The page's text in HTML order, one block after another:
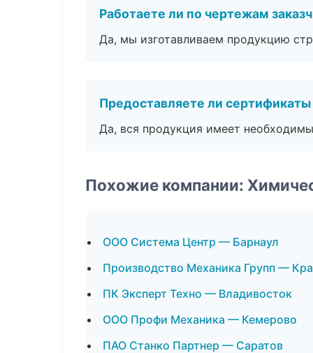
Работаете ли по чертежам
Да, мы изготавливаем продукцию
Предоставляете ли
Да, вся продукция имеет
Похожие компании:
ООО Система Центр — Барнаул
Производство Механика Групп —
ПК Эксперт Техно — Владивосток
ООО Профи Механика — Кемерово
ПАО Станко Партнер — Саратов